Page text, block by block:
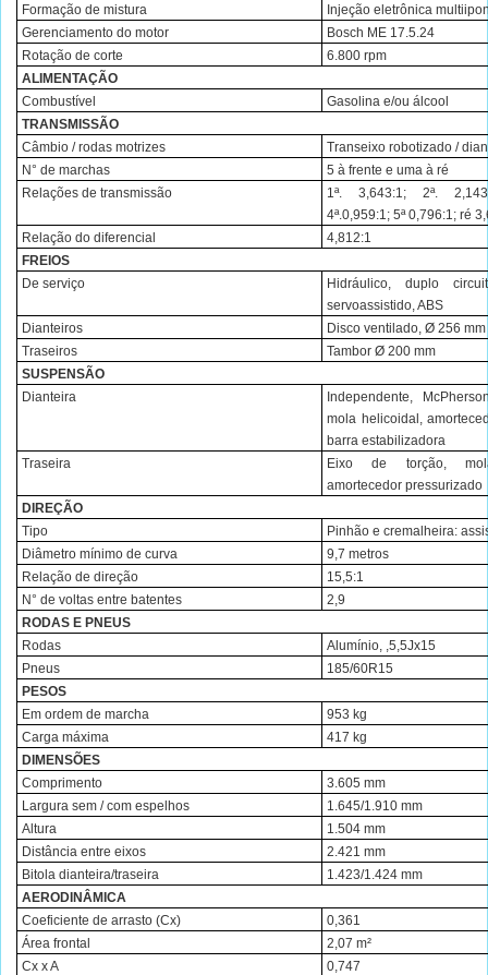
Formação de mistura
Injeção eletrônica
Gerenciamento do motor
Bosch ME 17.5.24
Rotação de corte
6.800 rpm
ALIMENTAÇÃO
Combustível
Gasolina e/ou álcool
TRANSMISSÃO
Câmbio / rodas motrizes
Transeixo robotizado /
N° de marchas
5 à frente e uma à ré
Relações de transmissão
1ª. 3,643:1; 2ª.
4ª.0,959:1; 5ª 0,796:1; ré
Relação do diferencial
4,812:1
FREIOS
De serviço
Hidráulico, duplo
servoassistido, ABS
Dianteiros
Disco ventilado, Ø 256 mm
Traseiros
Tambor Ø 200 mm
SUSPENSÃO
Dianteira
Independente,
mola helicoidal,
barra estabilizadora
Traseira
Eixo de torção,
amortecedor pressurizado
DIREÇÃO
Tipo
Pinhão e cremalheira:
Diâmetro mínimo de curva
9,7 metros
Relação de direção
15,5:1
N° de voltas entre batentes
2,9
RODAS E PNEUS
Rodas
Alumínio, ,5,5Jx15
Pneus
185/60R15
PESOS
Em ordem de marcha
953 kg
Carga máxima
417 kg
DIMENSÕES
Comprimento
3.605 mm
Largura sem / com espelhos
1.645/1.910 mm
Altura
1.504 mm
Distância entre eixos
2.421 mm
Bitola dianteira/traseira
1.423/1.424 mm
AERODINÂMICA
Coeficiente de arrasto (Cx)
0,361
Área frontal
2,07 m²
Cx x A
0,747